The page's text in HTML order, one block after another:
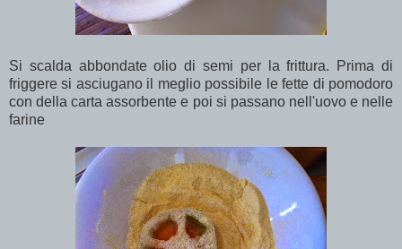
Si scalda abbondate olio di semi per la frittura. Prima di
friggere si asciugano il meglio possibile le fette di pomodoro
con della carta assorbente e poi si passano nell'uovo e nelle
farine